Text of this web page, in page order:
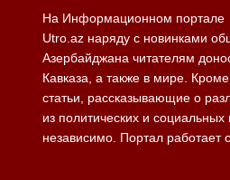
На Информационном портале
Utro.az наряду с новинками
Азербайджана читателям
Кавказа, а также в мире.
статьи, рассказывающие о
из политических и
независимо. Портал работает